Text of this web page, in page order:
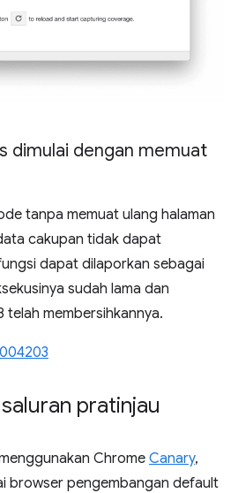
dimulai dengan memuat
tanpa memuat ulang halaman
cakupan tidak dapat
dapat dilaporkan sebagai
sudah lama dan
telah membersihkannya.
pratinjau
Chrome Canary,
browser pengembangan default